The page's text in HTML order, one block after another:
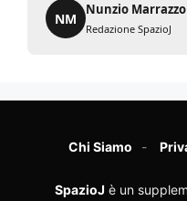
NM
Nunzio Marrazzo
Redazione SpazioJ
Chi Siamo
SpazioJ è un